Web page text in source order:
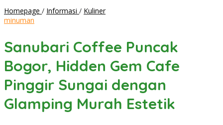
Homepage / Informasi / KulinerSanubari
Hidden
Cafe
Sungai
Glamping
minuman
Sanubari Coffee Puncak
Bogor, Hidden Gem Cafe
Pinggir Sungai dengan
Glamping Murah Estetik